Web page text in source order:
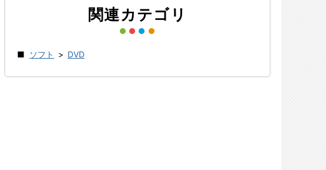
関連カテゴリ
ソフト > DVD